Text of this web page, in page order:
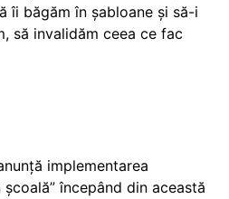
îi băgăm în șabloane și să-i
să invalidăm ceea ce fac
implementarea
începând din această